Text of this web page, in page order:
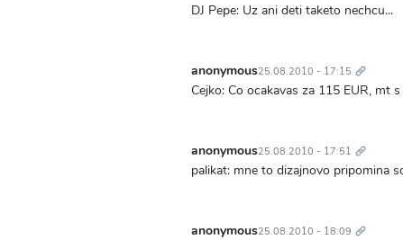
DJ Pepe: Uz ani deti taketo nechcu...
anonymous25.08.2010 - 17:15 odkaz
Cejko: Co ocakavas za 115 EUR, mt
anonymous25.08.2010 - 17:51 odkaz
palikat: mne to dizajnovo pripomina
anonymous25.08.2010 - 18:09 odkaz